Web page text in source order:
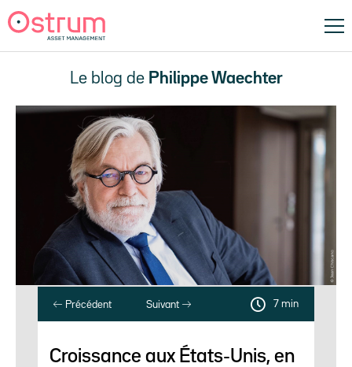
Le blog de Philippe Waechter
Précédent Suivant 7 min
Croissance aux États-Unis, en